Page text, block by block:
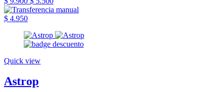
$ 4.950
Quick view
Astrop